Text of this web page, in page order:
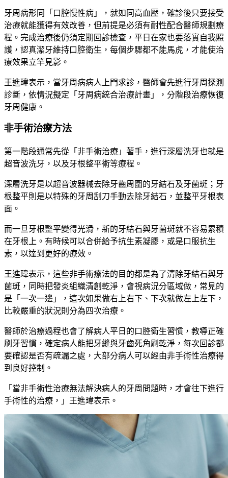
牙周病形同「口腔慢性病」，就如同高血壓，確診後只要接受
治療就能獲得有效改善，但前提是必須有耐性配合醫師規劃療
程。完成治療後仍須定期回診檢查，平日在家也要落實自我照
護，認真潔牙維持口腔衛生，每個步驟都不能馬虎，才能使治
療效果立竿見影。
王進瑋表示，當牙周病病人上門求診，醫師會先進行牙周探測
診斷，依情況擬定「牙周病統合治療計畫」，分階段治療恢復
牙周健康。
非手術治療方法
第一階段通常先從「非手術治療」著手，進行深層洗牙也就是
超音波洗牙，以及牙根整平術等療程。
深層洗牙是以超音波器械去除牙齒周圍的牙結石及牙菌斑；牙
根整平則是以特殊的牙周刮刀手動去除牙結石，並整平牙根表
面。
而一旦牙根整平變得光滑，新的牙結石與牙菌斑就不容易累積
在牙根上。有時候可以合併給予抗生素凝膠，或是口服抗生
素，以達到更好的療效。
王進瑋表示，這些非手術療法的目的都是為了清除牙結石與牙
菌斑，同時把發炎組織清創乾淨，會視病況分區域做，常見的
是「一次一邊」，這次如果做右上右下、下次就做左上左下，
比較嚴重的狀況則分為四次治療。
醫師於治療過程也會了解病人平日的口腔衛生習慣，教導正確
刷牙習慣，確定病人能把牙縫與牙齒死角刷乾淨，每次回診都
要確認是否有疏漏之處，大部分病人可以經由非手術性治療得
到良好控制。
「當非手術性治療無法解決病人的牙周問題時，才會往下進行
手術性的治療，」王進瑋表示。